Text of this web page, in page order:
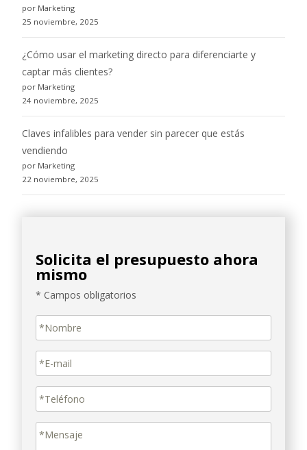
por Marketing
25 noviembre, 2025
¿Cómo usar el marketing directo para diferenciarte y
captar más clientes?
por Marketing
24 noviembre, 2025
Claves infalibles para vender sin parecer que estás
vendiendo
por Marketing
22 noviembre, 2025